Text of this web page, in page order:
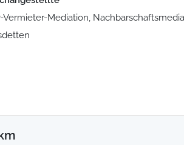
Mediation,